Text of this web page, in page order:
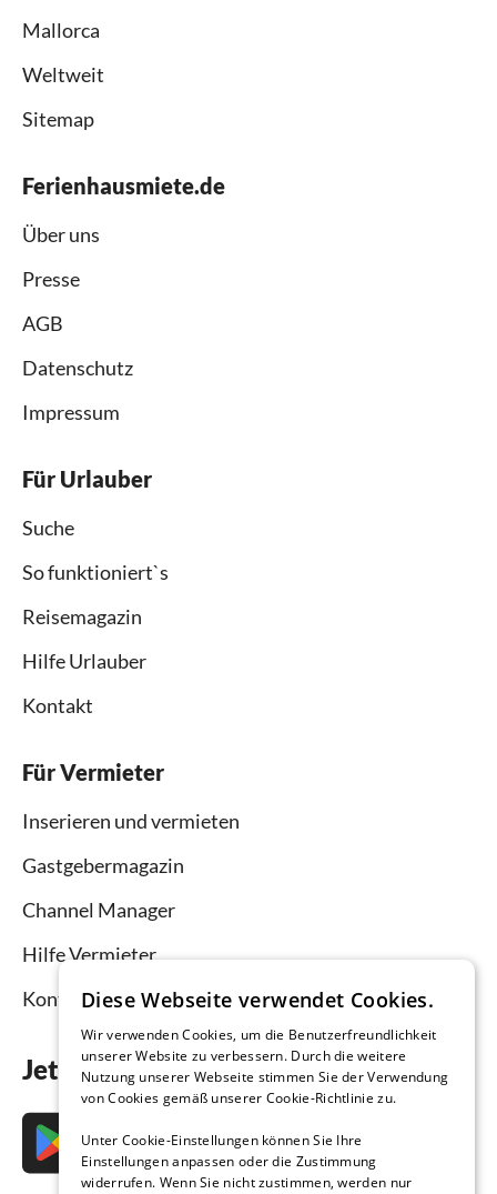
Mallorca
Weltweit
Sitemap
Ferienhausmiete.de
Über uns
Presse
AGB
Datenschutz
Impressum
Für Urlauber
Suche
So funktioniert`s
Reisemagazin
Hilfe Urlauber
Kontakt
Für Vermieter
Inserieren und vermieten
Gastgebermagazin
Channel Manager
Hilfe Vermieter
Kontakt
Jetzt die App downloaden
Diese Webseite verwendet Cookies.
Wir verwenden Cookies, um die Benutzerfreundlichkeit
unserer Website zu verbessern. Durch die weitere
Nutzung unserer Webseite stimmen Sie der Verwendung
von Cookies gemäß unserer Cookie-Richtlinie zu.
Unter Cookie-Einstellungen können Sie Ihre
Einstellungen anpassen oder die Zustimmung
widerrufen. Wenn Sie nicht zustimmen, werden nur